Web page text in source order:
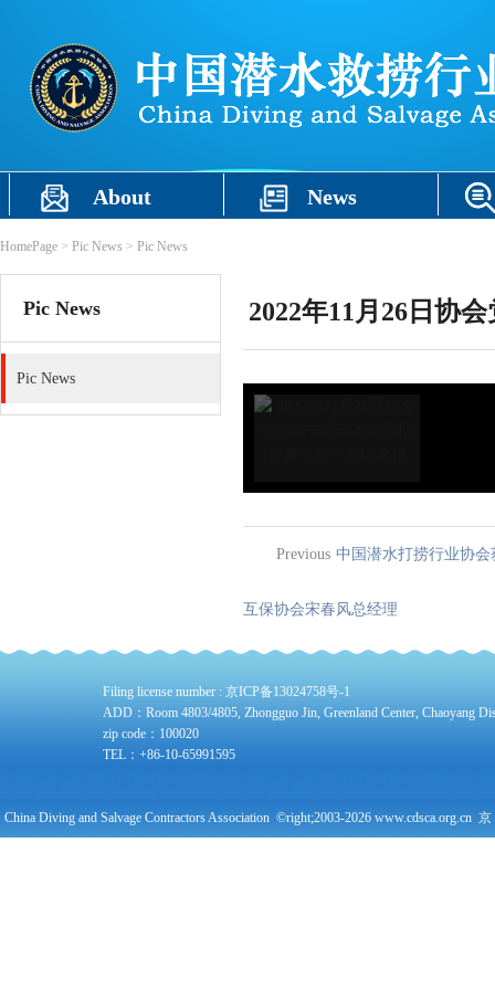
About News
HomePage > Pic News > Pic News
Pic News
Pic News
2022年11月26日协
Previous 中国潜水打捞行业协
互保协会宋春风总经理
Filing license number : 京ICP备13024758号-1
ADD：Room 4803/4805, Zhongguo Jin, Greenland Center, Chaoyang
zip code：100020
TEL：+86-10-65991595
China Diving and Salvage Contractors Association ©right;2003-2026 www.cdsca.org.cn 京